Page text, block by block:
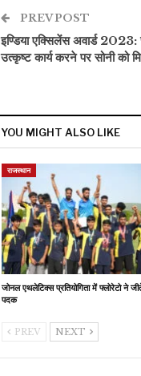
PREV POST
इण्डिया एक्सिलेंस अवार्ड 2023:
उत्कृष्ट कार्य करने पर सोनी को
YOU MIGHT ALSO LIKE
राजस्थान
जोनल एथलेटिक्स प्रतियोगिता में फ्लोरेटो ने
पदक
PREV NEXT